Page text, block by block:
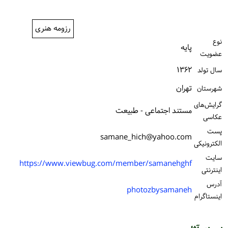
رزومه هنری
نوع
عضویت
پایه
سال تولد ۱۳۶۲
شهرستان تهران
گرایش‌های
عکاسی
مستند اجتماعی - طبیعت
پست
الكترونیكی samane_hich@yahoo.com
سایت
اینترنتی
https://www.viewbug.com/member/samanehghf
آدرس
اینستاگرام photozbysamaneh